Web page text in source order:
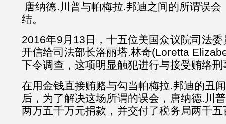
唐纳德.川普与帕梅拉.邦迪之间的所谓误会
结。
2016年9月13日，十五位美国众议院司法
开信给司法部长洛丽塔.林奇(Loretta
下令调查，这项明显触犯进行与接受贿络
在用金钱直接贿赂与勾当帕梅拉.邦迪的丑
后，为了解决这场所谓的误会，唐纳德.川
两万五千万元捐款，并交付了税务局两千